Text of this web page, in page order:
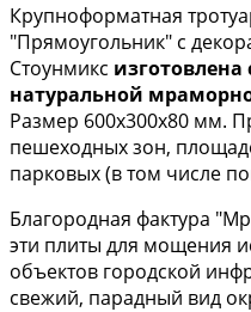
Крупноформатная
"Прямоугольник" с
Стоунмикс
натуральной
Размер 600х300х80 мм.
пешеходных зон,
парковых (в том числе
Благородная фактура
эти плиты для мощения
объектов городской
свежий, парадный вид